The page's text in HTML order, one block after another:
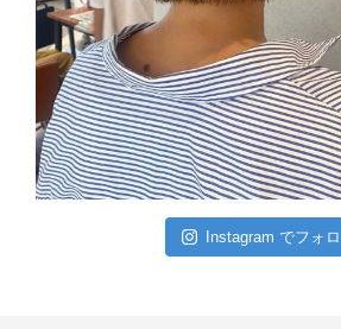
Instagram でフォ